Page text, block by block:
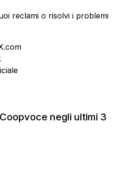
reclami o risolvi i problemi
negli ultimi 3